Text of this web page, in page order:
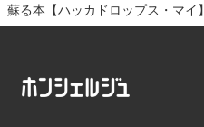
蘇る本【ハッカドロップス・マイ】